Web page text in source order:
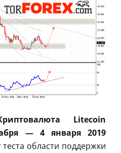
Litecoin
— 4 января 2019
области поддержки